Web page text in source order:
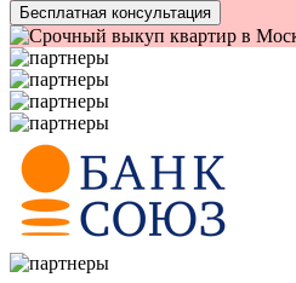
Бесплатная консультация